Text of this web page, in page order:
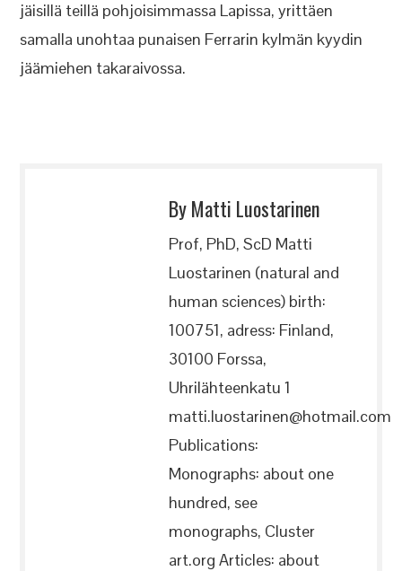
jäisillä teillä pohjoisimmassa Lapissa, yrittäen
samalla unohtaa punaisen Ferrarin kylmän kyydin
jäämiehen takaraivossa.
By Matti Luostarinen
Prof, PhD, ScD Matti
Luostarinen (natural and
human sciences) birth:
100751, adress: Finland,
30100 Forssa,
Uhrilähteenkatu 1
matti.luostarinen@hotmail.com
Publications:
Monographs: about one
hundred, see
monographs, Cluster
art.org Articles: about